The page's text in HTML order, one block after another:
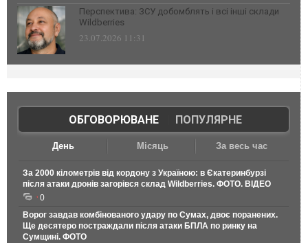
Перспектива: ЗСУ добомблять і всі інші склади
Wildberries
23.07.2026 11:31
ОБГОВОРЮВАНЕ| ПОПУЛЯРНЕ
День Місяць За весь час
За 2000 кілометрів від кордону з Україною: в Єкатеринбурзі
після атаки дронів загорівся склад Wildberries. ФОТО. ВІДЕО
0
Ворог завдав комбінованого удару по Сумах, двоє поранених.
Ще десятеро постраждали після атаки БПЛА по ринку на
Сумщині. ФОТО